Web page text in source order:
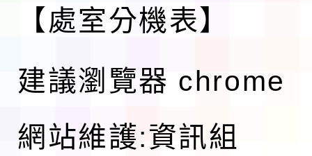
【處室分機表】
建議瀏覽器 chrome
網站維護:資訊組